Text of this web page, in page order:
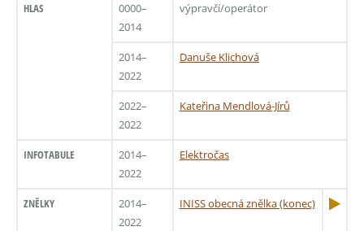
HLAS
0000–
2014
výpravčí/operátor
2014–
2022
Danuše Klichová
2022–
2022
Kateřina Mendlová-Jírů
INFOTABULE
2014–
2022
Elektročas
ZNĚLKY
2014–
2022
INISS obecná znělka (konec)